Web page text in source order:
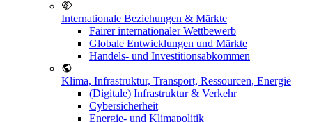
Internationale Beziehungen & Märkte
Fairer internationaler Wettbewerb
Globale Entwicklungen und Märkte
Handels- und Investitionsabkommen
Klima, Infrastruktur, Transport, Ressourcen, Energie
(Digitale) Infrastruktur & Verkehr
Cybersicherheit
Energie- und Klimapolitik